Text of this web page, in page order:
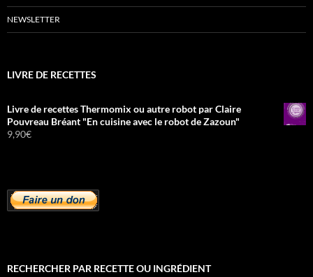
NEWSLETTER
LIVRE DE RECETTES
Livre de recettes Thermomix ou autre robot par Claire
Pouvreau Bréant "En cuisine avec le robot de Zazoun"
9,90€
RECHERCHER PAR RECETTE OU INGRÉDIENT